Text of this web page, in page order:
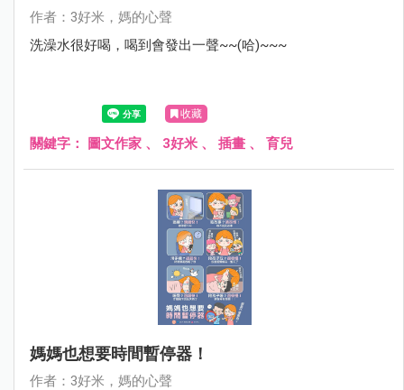
作者：3好米，媽的心聲
洗澡水很好喝，喝到會發出一聲~~(哈)~~~
收藏
關鍵字： 圖文作家 、 3好米 、 插畫 、 育兒
媽媽也想要時間暫停器！
作者：3好米，媽的心聲